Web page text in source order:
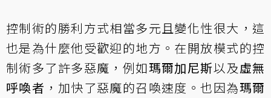
控制術的勝利方式相當多元且變化性很大，這
也是為什麼他受歡迎的地方。在開放模式的控
制術多了許多惡魔，例如瑪爾加尼斯以及虛無
呼喚者 ，加快了惡魔的召喚速度。也因為瑪爾